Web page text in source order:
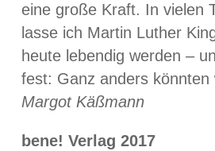
eine große Kraft. In vielen
lasse ich Martin Luther
heute lebendig werden –
fest: Ganz anders könnten
Margot Käßmann
bene! Verlag 2017